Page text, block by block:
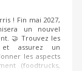
! Fin mai 2027,
un nouvel
🤝 Trouvez les
et assurez un
les aspects
(foodtrucks,